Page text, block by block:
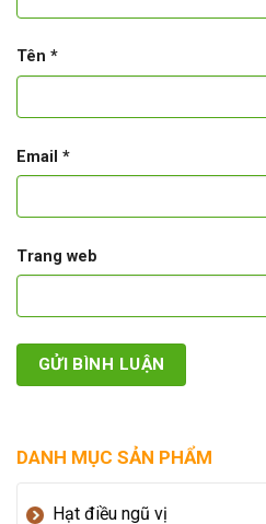
DANH MỤC SẢN PHẨM
Hạt điều ngũ vị
Tên *
Email *
Trang web